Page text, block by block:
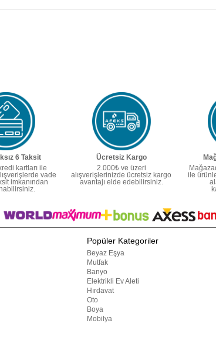
6 Taksit
kartları ile
vade
imkanından
Ücretsiz Kargo
2.000₺ ve üzeri
alışverişlerinizde ücretsiz kargo
avantajı elde edebilirsiniz.
ile
Popüler Kategoriler
Beyaz Eşya
Mutfak
Banyo
Elektrikli Ev Aleti
Hırdavat
Oto
Boya
Mobilya